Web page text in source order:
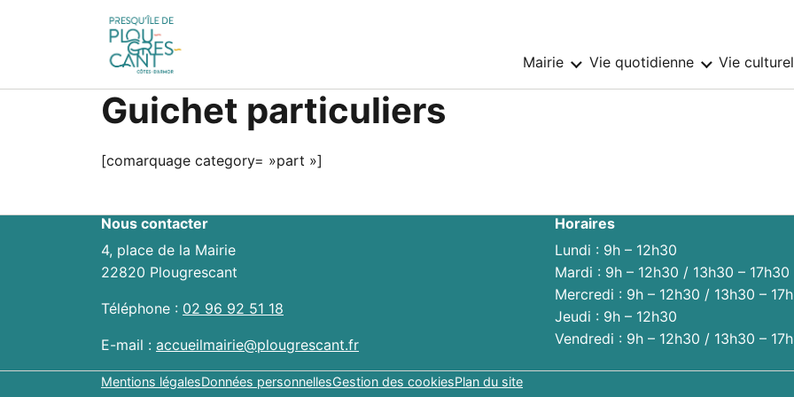
Mairie Sous-
:
Vie quotidienne Sous-
:
Vie
Guichet particuliers
[comarquage category= »part »]
Nous contacter
4, place de la Mairie
22820 Plougrescant
Téléphone : 02 96 92 51 18
E-mail : accueilmairie@plougrescant.fr
Horaires
Lundi : 9h – 12h30
Mardi : 9h – 12h30 / 13h30 – 17h30
Mercredi : 9h – 12h30 / 13h30 –
Jeudi : 9h – 12h30
Vendredi : 9h – 12h30 / 13h30 –
Mentions légalesDonnées personnellesGestion des cookiesPlan du site